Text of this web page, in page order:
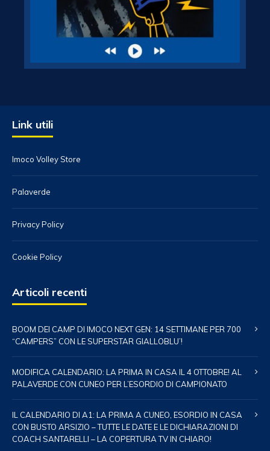
Link utili
Imoco Volley Store
Palaverde
Privacy Policy
Cookie Policy
Articoli recenti
BOOM DEI CAMP DI IMOCO NEXT GEN: 14 SETTIMANE PER 700
“CAMPERS” CON LE SUPERSTAR GIALLOBLU’!
MODIFICA CALENDARIO: LA PRIMA IN CASA IL 4 OTTOBRE! AL
PALAVERDE CON CUNEO PER L’ESORDIO DI CAMPIONATO
IL CALENDARIO DI A1: LA PRIMA A CUNEO, ESORDIO IN CASA
CON BUSTO ARSIZIO – TUTTE LE DATE E LE DICHIARAZIONI DI
COACH SANTARELLI – LA COPERTURA TV IN CHIARO!